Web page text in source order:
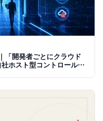
開発者ごとにクラウド
ホスト型コントロールプ